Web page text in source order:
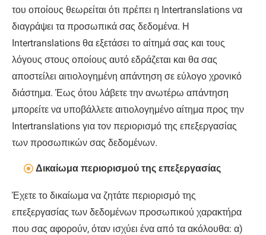
του οποίους θεωρείται ότι πρέπει η Ιntertranslations να
διαγράψει τα προσωπικά σας δεδομένα. Η
Ιntertranslations θα εξετάσει το αίτημά σας και τους
λόγους στους οποίους αυτό εδράζεται και θα σας
αποστείλει αιτιολογημένη απάντηση σε εύλογο χρονικό
διάστημα. Έως ότου λάβετε την ανωτέρω απάντηση
μπορείτε να υποβάλλετε αιτιολογημένο αίτημα προς την
Ιntertranslations για τον περιορισμό της επεξεργασίας
των προσωπικών σας δεδομένων.
Δικαίωμα περιορισμού της επεξεργασίας
Έχετε το δικαίωμα να ζητάτε περιορισμό της
επεξεργασίας των δεδομένων προσωπικού χαρακτήρα
που σας αφορούν, όταν ισχύει ένα από τα ακόλουθα: α)